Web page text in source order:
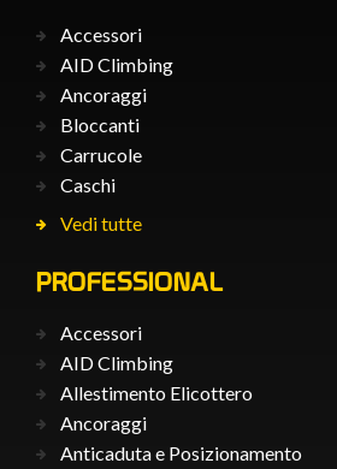
Accessori
AID Climbing
Ancoraggi
Bloccanti
Carrucole
Caschi
Vedi tutte
PROFESSIONAL
Accessori
AID Climbing
Allestimento Elicottero
Ancoraggi
Anticaduta e Posizionamento